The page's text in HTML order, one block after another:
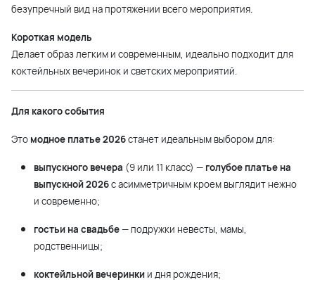
безупречный вид на протяжении всего мероприятия.
Короткая модель
Делает образ легким и современным, идеально подходит для
коктейльных вечеринок и светских мероприятий.
Для какого события
Это модное платье 2026станет идеальным выбором для:
выпускного вечера (9 или 11 класс) — голубое платье на
выпускной 2026с асимметричным кроем выглядит нежно
и современно;
гостьи на свадьбе— подружки невесты, мамы,
родственницы;
коктейльной вечеринки и дня рождения;